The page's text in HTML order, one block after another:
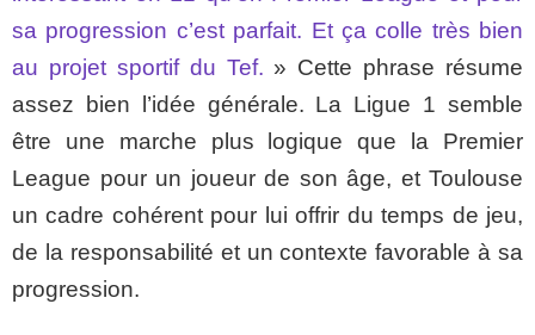
sa progression c’est parfait. Et ça colle très bien
au projet sportif du Tef. » Cette phrase résume
assez bien l’idée générale. La Ligue 1 semble
être une marche plus logique que la Premier
League pour un joueur de son âge, et Toulouse
un cadre cohérent pour lui offrir du temps de jeu,
de la responsabilité et un contexte favorable à sa
progression.